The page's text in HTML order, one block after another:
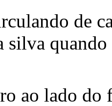
de
silva
ao lado do